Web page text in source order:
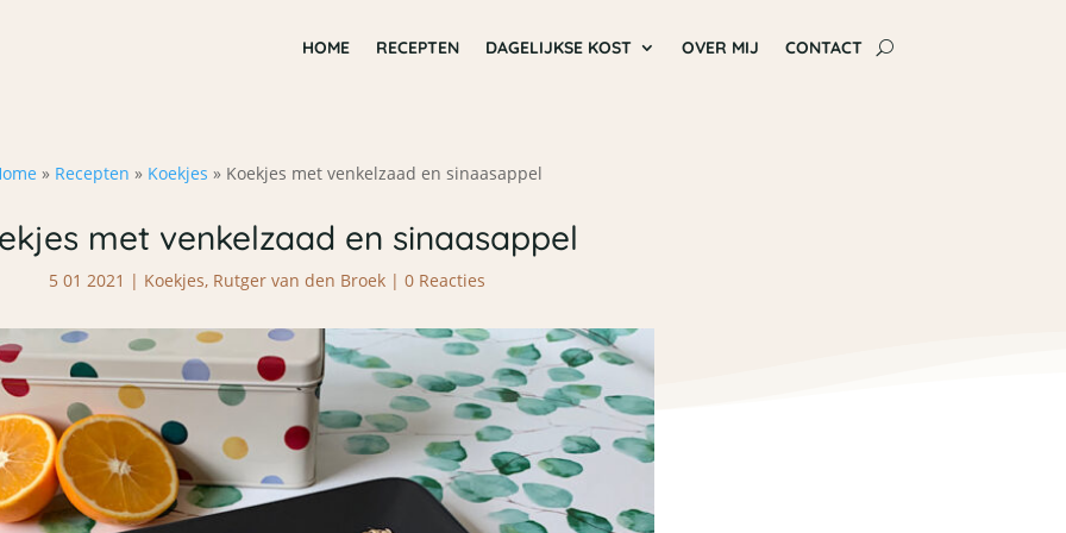
HOME RECEPTEN DAGELIJKSE KOST OVER MIJ CONTACT
» Recepten » Koekjes » Koekjes met venkelzaad en sinaasappel
met venkelzaad en sinaasappel
5 01 2021 | Koekjes, Rutger van den Broek| 0 Reacties